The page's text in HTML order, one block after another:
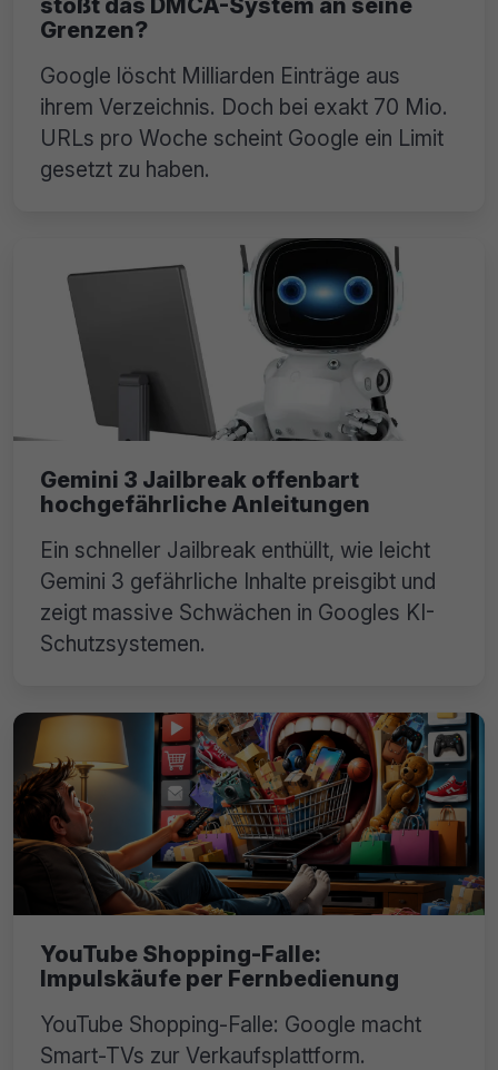
stößt das DMCA-System an seine
Grenzen?
Google löscht Milliarden Einträge aus
ihrem Verzeichnis. Doch bei exakt 70 Mio.
URLs pro Woche scheint Google ein Limit
gesetzt zu haben.
Gemini 3 Jailbreak offenbart
hochgefährliche Anleitungen
Ein schneller Jailbreak enthüllt, wie leicht
Gemini 3 gefährliche Inhalte preisgibt und
zeigt massive Schwächen in Googles KI-
Schutzsystemen.
YouTube Shopping-Falle:
Impulskäufe per Fernbedienung
YouTube Shopping-Falle: Google macht
Smart-TVs zur Verkaufsplattform.